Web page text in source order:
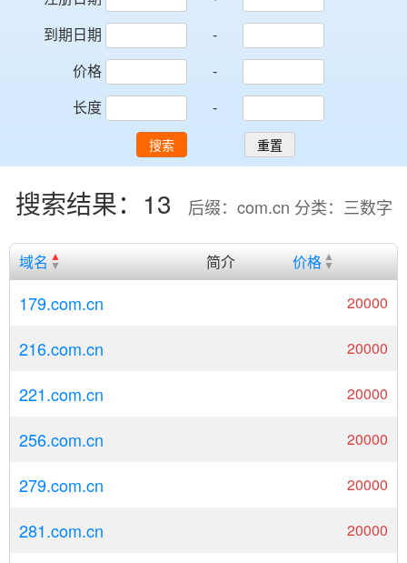
到期日期
-
价格
-
长度
-
搜索 重置
搜索结果：13 后缀：com.cn 分类：三数字
域名 简介 价格
179.com.cn 20000
216.com.cn 20000
221.com.cn 20000
256.com.cn 20000
279.com.cn 20000
281.com.cn 20000